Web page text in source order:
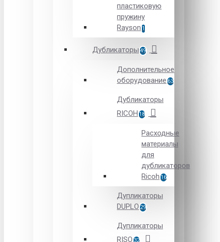
пластиковую
пружину
Rayson 1
Дубликаторы 49
Дополнительное
оборудование 63
Дубликаторы
RICOH 18
Расходные
материалы
для
дубликаторов
Ricoh 16
Дупликаторы
DUPLO 29
Дупликаторы
RISO 32